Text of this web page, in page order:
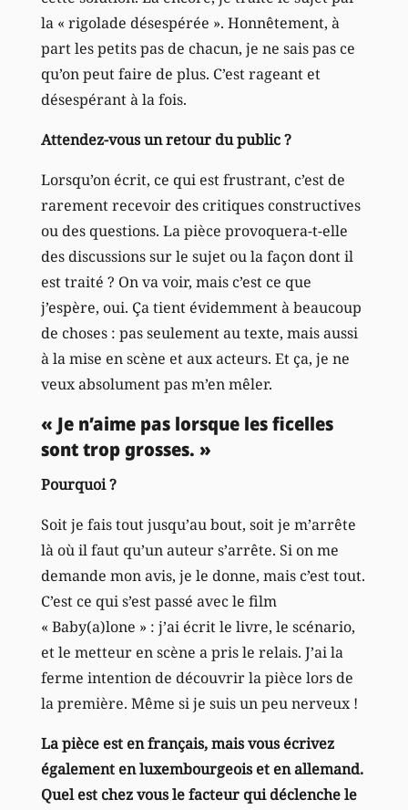
la « rigolade désespérée ». Honnêtement, à
part les petits pas de chacun, je ne sais pas ce
qu’on peut faire de plus. C’est rageant et
désespérant à la fois.
Attendez-vous un retour du public ?
Lorsqu’on écrit, ce qui est frustrant, c’est de
rarement recevoir des critiques constructives
ou des questions. La pièce provoquera-t-elle
des discussions sur le sujet ou la façon dont il
est traité ? On va voir, mais c’est ce que
j’espère, oui. Ça tient évidemment à beaucoup
de choses : pas seulement au texte, mais aussi
à la mise en scène et aux acteurs. Et ça, je ne
veux absolument pas m’en mêler.
« Je n’aime pas lorsque les ficelles
sont trop grosses. »
Pourquoi ?
Soit je fais tout jusqu’au bout, soit je m’arrête
là où il faut qu’un auteur s’arrête. Si on me
demande mon avis, je le donne, mais c’est tout.
C’est ce qui s’est passé avec le film
« Baby(a)lone » : j’ai écrit le livre, le scénario,
et le metteur en scène a pris le relais. J’ai la
ferme intention de découvrir la pièce lors de
la première. Même si je suis un peu nerveux !
La pièce est en français, mais vous écrivez
également en luxembourgeois et en allemand.
Quel est chez vous le facteur qui déclenche le